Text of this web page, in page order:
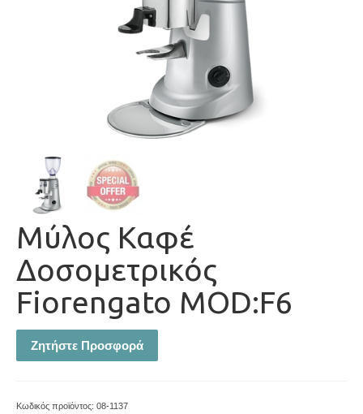
Μύλος Καφέ
Δοσομετρικός
Fiorengato MOD:F6
Ζητήστε Προσφορά
Κωδικός προϊόντος: 08-1137